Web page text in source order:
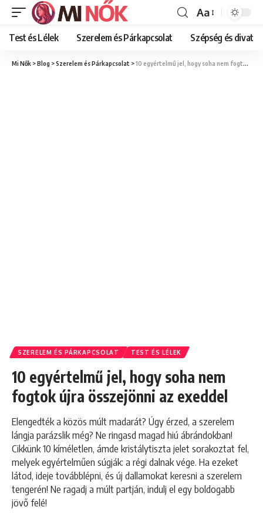
Font
Resizer
Aa
Test és Lélek Szerelem és Párkapcsolat Szépség és divat
Mi Nők >Blog >Szerelem és Párkapcsolat >10 egyértelmű jel, hogy soha nem fogtok újra összejönni az exeddel
SZERELEM ÉS PÁRKAPCSOLAT TEST ÉS LÉLEK
10 egyértelmű jel, hogy soha nem
fogtok újra összejönni az exeddel
Elengedték a közös múlt madarát? Úgy érzed, a szerelem
lángja parázslik még? Ne ringasd magad hiú ábrándokban!
Cikkünk 10 kíméletlen, ámde kristálytiszta jelet sorakoztat fel,
melyek egyértelműen súgják: a régi dalnak vége. Ha ezeket
látod, ideje továbblépni, és új dallamokat keresni a szerelem
tengerén! Ne ragadj a múlt partján, indulj el egy boldogabb
jövő felé!